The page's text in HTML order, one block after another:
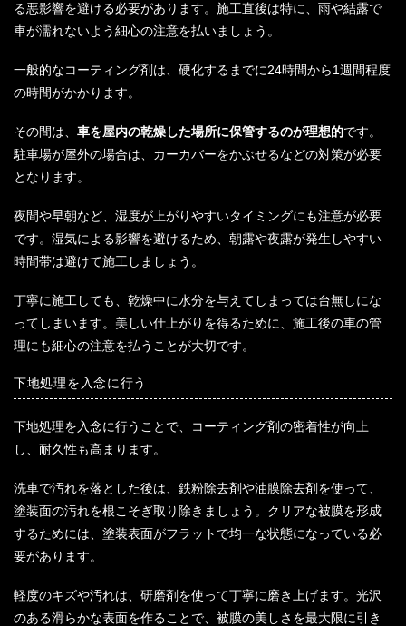
る悪影響を避ける必要があります。施工直後は特に、雨や結露で
車が濡れないよう細心の注意を払いましょう。
一般的なコーティング剤は、硬化するまでに24時間から1週間程度
の時間がかかります。
その間は、 車を屋内の乾燥した場所に保管するのが理想的です。
駐車場が屋外の場合は、カーカバーをかぶせるなどの対策が必要
となります。
夜間や早朝など、湿度が上がりやすいタイミングにも注意が必要
です。湿気による影響を避けるため、朝露や夜露が発生しやすい
時間帯は避けて施工しましょう。
丁寧に施工しても、乾燥中に水分を与えてしまっては台無しにな
ってしまいます。美しい仕上がりを得るために、施工後の車の管
理にも細心の注意を払うことが大切です。
下地処理を入念に行う
下地処理を入念に行うことで、コーティング剤の密着性が向上
し、耐久性も高まります。
洗車で汚れを落とした後は、鉄粉除去剤や油膜除去剤を使って、
塗装面の汚れを根こそぎ取り除きましょう。クリアな被膜を形成
するためには、塗装表面がフラットで均一な状態になっている必
要があります。
軽度のキズや汚れは、研磨剤を使って丁寧に磨き上げます。光沢
のある滑らかな表面を作ることで、被膜の美しさを最大限に引き